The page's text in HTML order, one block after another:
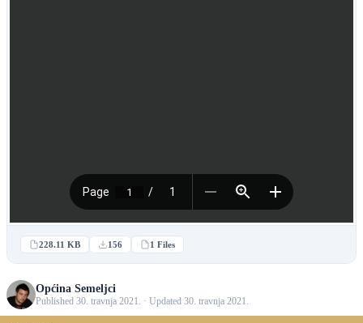
228.11 KB 156 1 Files
Općina Semeljci
Published 30. travnja 2021. · Updated 30. travnja 2021.